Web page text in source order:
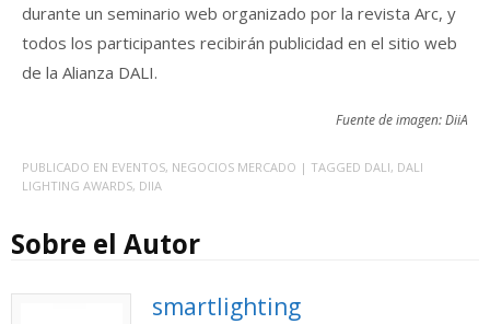
durante un seminario web organizado por la revista Arc, y
todos los participantes recibirán publicidad en el sitio web
de la Alianza DALI.
Fuente de imagen: DiiA
PUBLICADO EN EVENTOS, NEGOCIOS MERCADO | TAGGED DALI, DALI
LIGHTING AWARDS, DIIA
Sobre el Autor
smartlighting